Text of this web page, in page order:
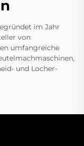
im Jahr
von
umfangreiche
und Locher-